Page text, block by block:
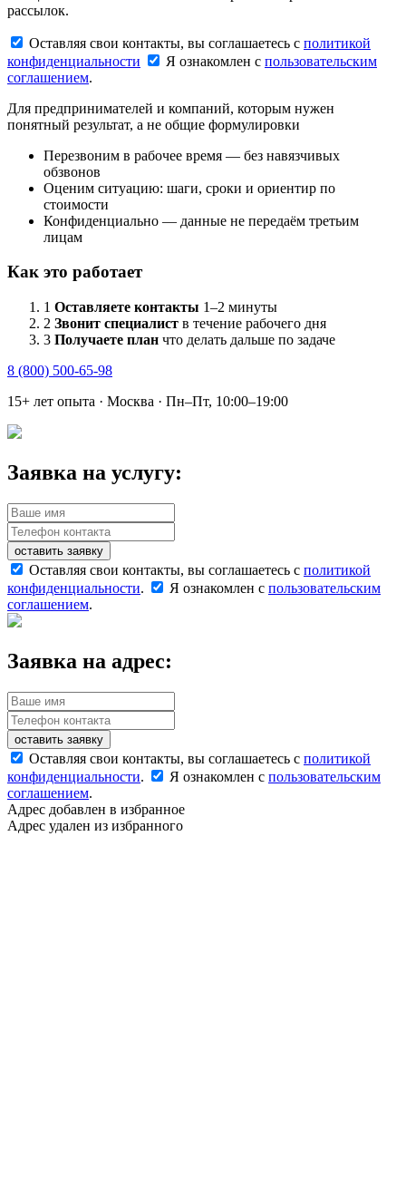
рассылок.
Оставляя свои контакты, вы соглашаетесь с политикой
конфиденциальности
Я ознакомлен с пользовательским
соглашением.
Для предпринимателей и компаний, которым нужен
понятный результат, а не общие формулировки
Перезвоним в рабочее время — без навязчивых
обзвонов
Оценим ситуацию: шаги, сроки и ориентир по
стоимости
Конфиденциально — данные не передаём третьим
лицам
Как это работает
1 Оставляете контакты 1–2 минуты
2 Звонит специалист в течение рабочего дня
3 Получаете план что делать дальше по задаче
8 (800) 500-65-98
15+ лет опыта · Москва · Пн–Пт, 10:00–19:00
Заявка на услугу:
оставить заявку
Оставляя свои контакты, вы соглашаетесь с политикой
конфиденциальности. Я ознакомлен с пользовательским
соглашением.
Заявка на адрес:
оставить заявку
Оставляя свои контакты, вы соглашаетесь с политикой
конфиденциальности. Я ознакомлен с пользовательским
соглашением.
Адрес добавлен в избранное
Адрес удален из избранного